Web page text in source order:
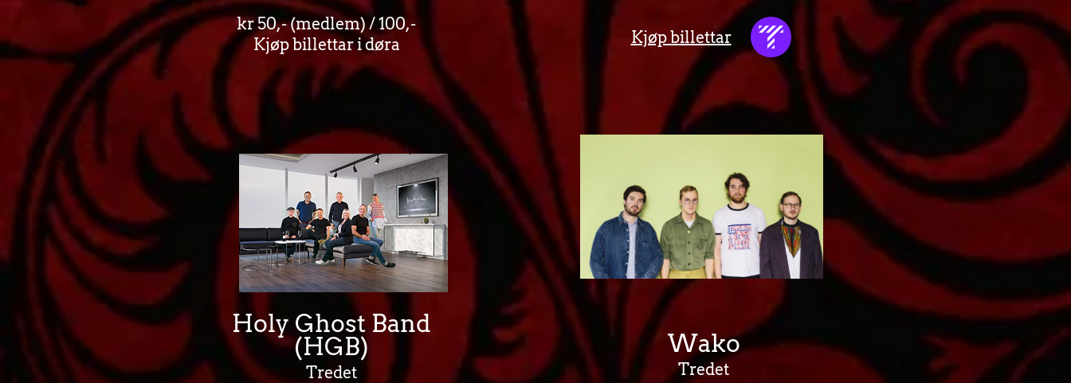
kr 50,- (medlem) / 100,-
Kjøp billettar i døra
Kjøp billettar
Holy Ghost Band
(HGB)
Tredet
Wako
Tredet